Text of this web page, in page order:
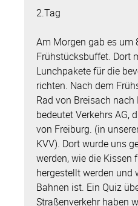
2.Tag
Am Morgen gab es um
Frühstücksbuffet. Dort
Lunchpakete für die
richten. Nach dem
Rad von Breisach nach
bedeutet Verkehrs AG,
von Freiburg. (in
KVV). Dort wurde uns
werden, wie die Kissen
hergestellt werden und
Bahnen ist. Ein Quiz
Straßenverkehr haben